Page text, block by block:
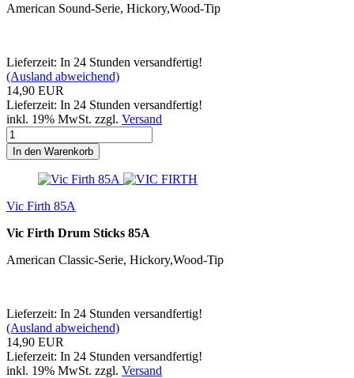
American Sound-Serie, Hickory,Wood-Tip
Lieferzeit: In 24 Stunden versandfertig!
(Ausland abweichend)
14,90 EUR
Lieferzeit: In 24 Stunden versandfertig!
inkl. 19% MwSt. zzgl. Versand
In den Warenkorb
Vic Firth 85A
Vic Firth Drum Sticks 85A
American Classic-Serie, Hickory,Wood-Tip
Lieferzeit: In 24 Stunden versandfertig!
(Ausland abweichend)
14,90 EUR
Lieferzeit: In 24 Stunden versandfertig!
inkl. 19% MwSt. zzgl. Versand